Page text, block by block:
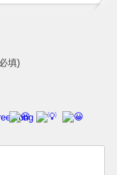
填)